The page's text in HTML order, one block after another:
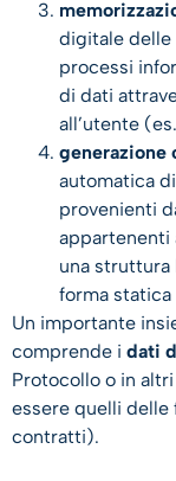
digitale delle
processi
di dati
all’utente
generazione
automatica
provenienti
appartenenti
una struttura
forma statica
Un importante
comprende i dati
Protocollo o in
essere quelli delle
contratti).